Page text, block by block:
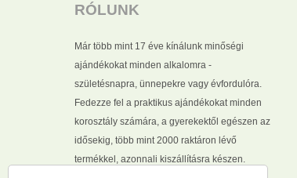
RÓLUNK
Már több mint 17 éve kínálunk minőségi
ajándékokat minden alkalomra -
születésnapra, ünnepekre vagy évfordulóra.
Fedezze fel a praktikus ajándékokat minden
korosztály számára, a gyerekektől egészen az
idősekig, több mint 2000 raktáron lévő
termékkel, azonnali kiszállításra készen.